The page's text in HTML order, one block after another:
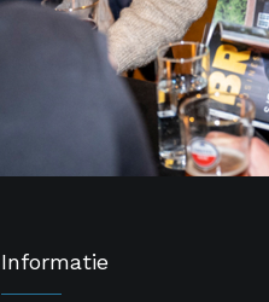
Informatie